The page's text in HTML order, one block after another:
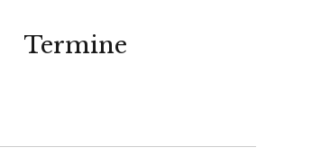
Termine